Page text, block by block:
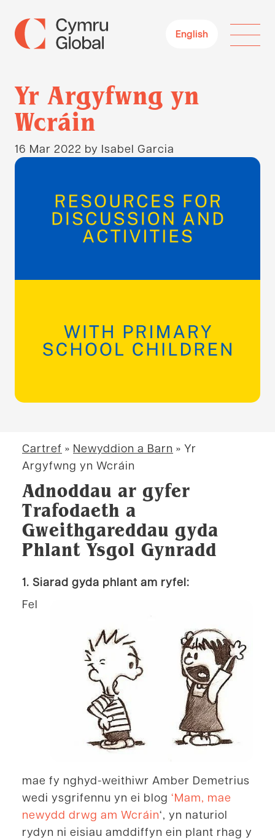
English
Yr Argyfwng yn
Wcráin
16 Mar 2022 by Isabel Garcia
Cartref » Newyddion a Barn » Yr
Argyfwng yn Wcráin
Adnoddau ar gyfer
Trafodaeth a
Gweithgareddau gyda
Phlant Ysgol Gynradd
1. Siarad gyda phlant am ryfel:
Fel
mae fy nghyd-weithiwr Amber Demetrius
wedi ysgrifennu yn ei blog ‘Mam, mae
newydd drwg am Wcráin‘, yn naturiol
rydyn ni eisiau amddiffyn ein plant rhag y